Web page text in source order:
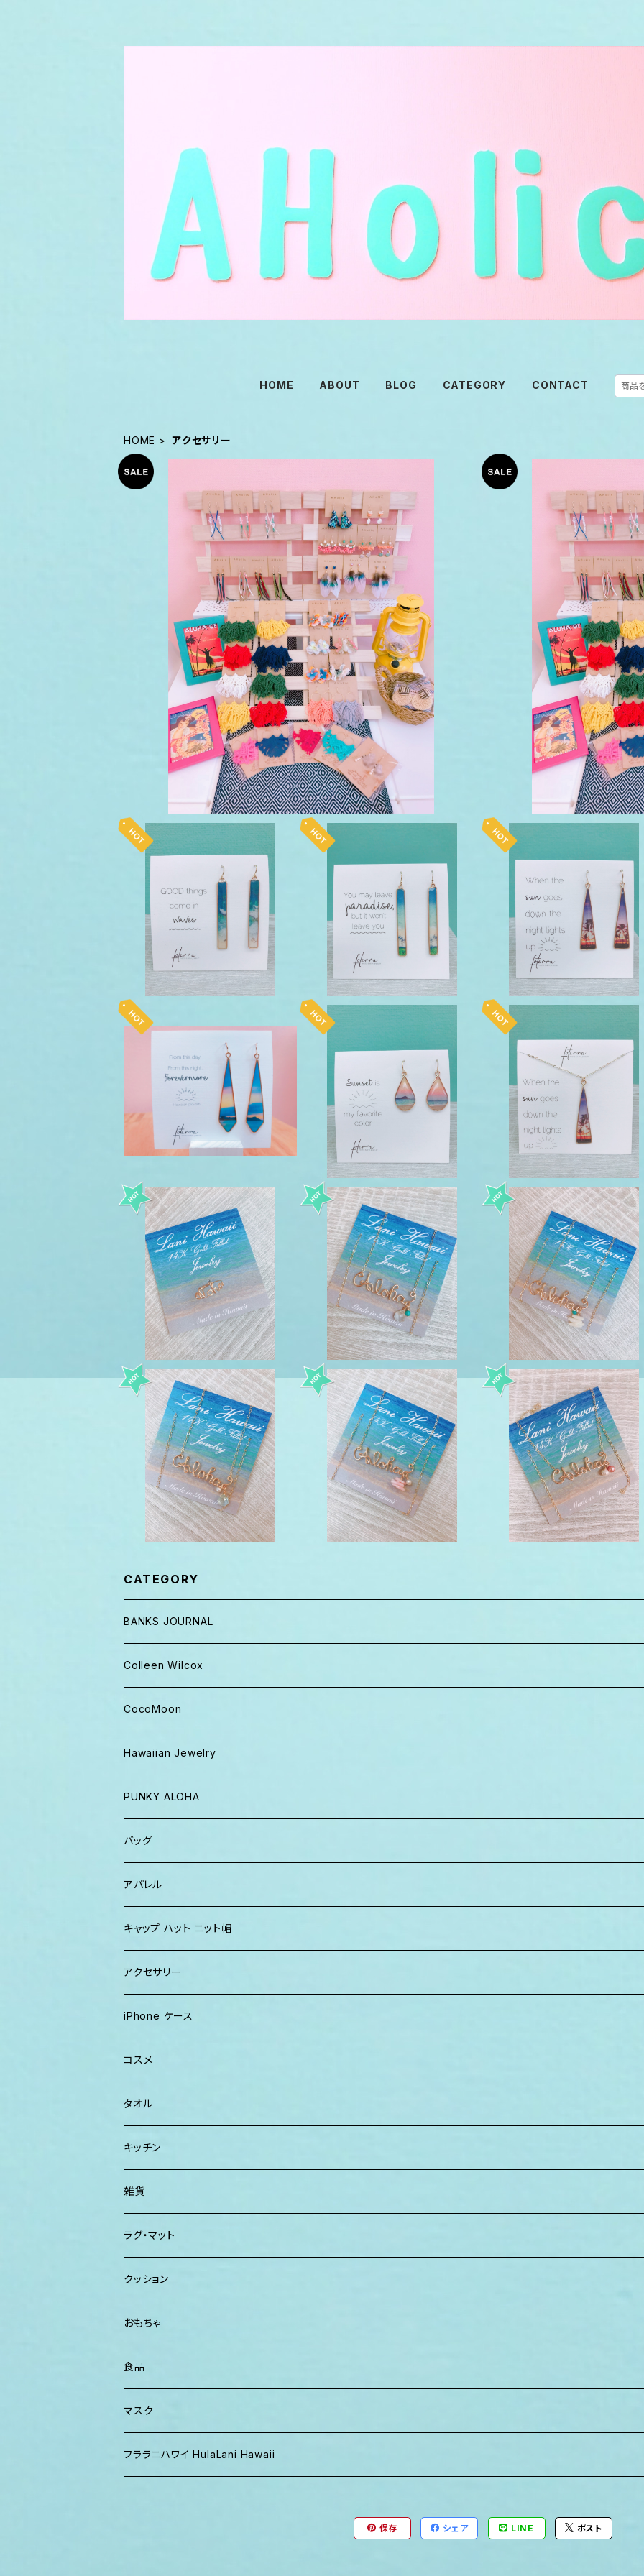
HOME ABOUT BLOG CATEGORY CONTACT
HOME アクセサリー
【SALE】AHolic ハンドメイドピアス
¥1,100
【SALE】
foterra ピアス waves L
¥10,450
foterra ピアス paradise L
¥10,450
foterra ピアス sun
¥10,450
foterra ピアス forevermore
¥10,450
foterra ピアス sunset S
¥9,900
SOLD OUT
foterra ネックレス sun L
¥9,900
aloha ワイヤーリング LaniHa
waii 14kgf
¥5,500
aloha ワイヤーネックレス Lan
iHawaii 14kgf
¥11,000
SOLD OUT
aloha ワイヤーネックレス
iHawaii 14kgf
¥11,000
SOLD OUT
aloha ワイヤーネックレス Lan
iHawaii 14kgf
¥11,000
aloha ワイヤーネックレス Lan
iHawaii 14kgf
¥11,000
aloha ワイヤーネックレス
iHawaii 14kgf
¥11,000
CATEGORY
BANKS JOURNAL
キャップ ニット帽
パンツ
Tシャツ、ロンT
半袖シャツ
ショーツ、短パン
パーカー、スウェット
Colleen Wilcox
ポーチ
バッグ
iPhoneケース
その他
タオル
CocoMoon
おくるみ
おくるみ&スタイ ギフト
マスク
ガウン&帽子セット
Hawaiian Jewelry
PUNKY ALOHA
トートバッグ・ポーチ
ハンカチタオル
ワンピース
バッグ
ポーチ
巾着バッグ
トートバッグ
2WAYバッグ
マルシェバッグ
ボストンバッグ
ショルダー
クラッチバッグ
アパレル
キッズ
キャップ
Tシャツ
レディース
ソックス
マキシワンピ、スカート
パンツ
パーカー、スウェット
メンズ
Tシャツ ロンT
カジュアルシャツ
キャップ ハット ニット帽
アクセサリー
Lani Hawaii Jewelry
Foterra Jewelry
AHolic Handmade
vividy
iPhone ケース
コスメ
BLOSSOM
KULA HERBS
ISLAND BATH & BODY
Maui Mike's
TERRANOVA
タオル
スマーフ
ハンドタオル、ハンカチタオル
キッチン
California Surf Supply
スマーフ
雑貨
ディフューザー
ラグ・マット
クッション
おもちゃ
食品
マスク
フララニハワイ HulaLani Hawaii
保存 シェア LINE ポスト